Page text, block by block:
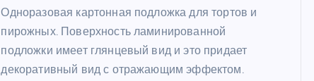
Одноразовая картонная подложка для тортов и
пирожных. Поверхность ламинированной
подложки имеет глянцевый вид и это придает
декоративный вид с отражающим эффектом.